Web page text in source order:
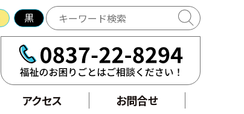
黒
アクセス
アクセス お問合せ